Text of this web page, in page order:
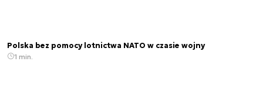
Polska bez pomocy lotnictwa NATO w czasie wojny
1 min.